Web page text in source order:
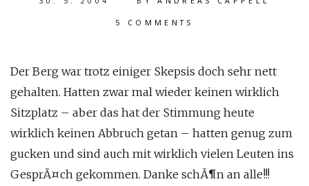
5 COMMENTS
Der Berg war trotz einiger Skepsis doch sehr nett
gehalten. Hatten zwar mal wieder keinen wirklich
Sitzplatz – aber das hat der Stimmung heute
wirklich keinen Abbruch getan – hatten genug zum
gucken und sind auch mit wirklich vielen Leuten ins
GesprÃ¤ch gekommen. Danke schÃ¶n an alle!!!